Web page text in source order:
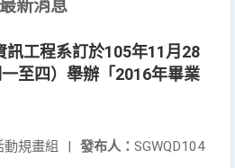
最新消息
訊工程系訂於105年11月28
至四）舉辦「2016年畢業
發布人： SGWQD104
動規畫組 |